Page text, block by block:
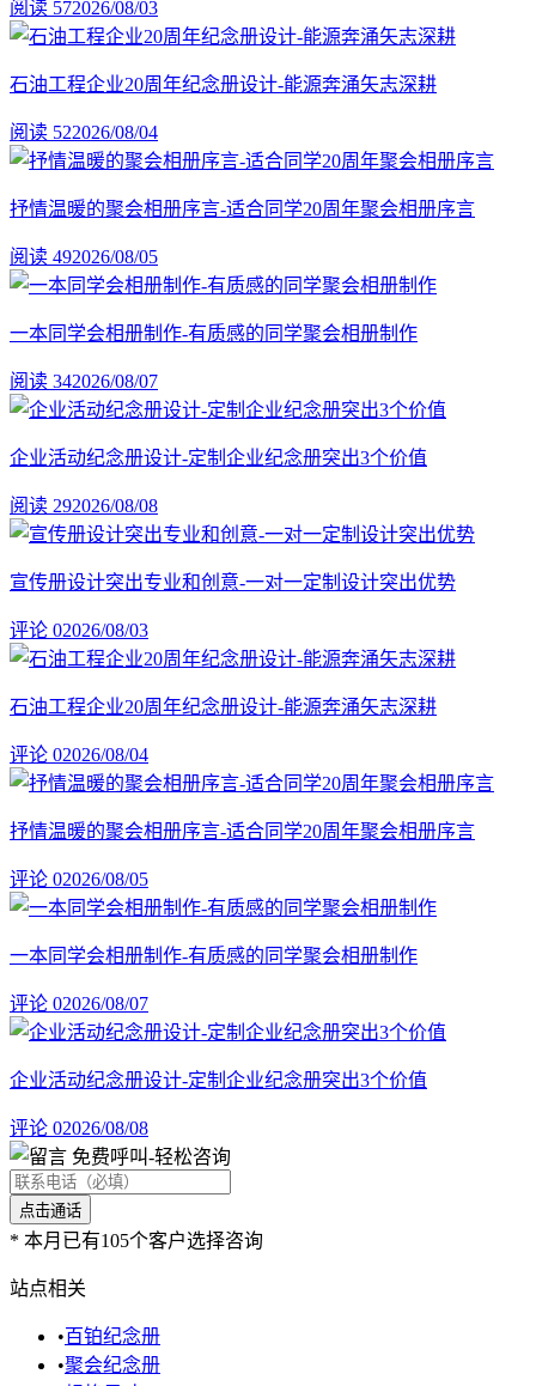
阅读 572026/08/03
石油工程企业20周年纪念册设计-能源奔涌矢志深耕
阅读 522026/08/04
抒情温暖的聚会相册序言-适合同学20周年聚会相册序言
阅读 492026/08/05
一本同学会相册制作-有质感的同学聚会相册制作
阅读 342026/08/07
企业活动纪念册设计-定制企业纪念册突出3个价值
阅读 292026/08/08
宣传册设计突出专业和创意-一对一定制设计突出优势
评论 02026/08/03
石油工程企业20周年纪念册设计-能源奔涌矢志深耕
评论 02026/08/04
抒情温暖的聚会相册序言-适合同学20周年聚会相册序言
评论 02026/08/05
一本同学会相册制作-有质感的同学聚会相册制作
评论 02026/08/07
企业活动纪念册设计-定制企业纪念册突出3个价值
评论 02026/08/08
免费呼叫-轻松咨询
* 本月已有105个客户选择咨询
站点相关
•百铂纪念册
•聚会纪念册